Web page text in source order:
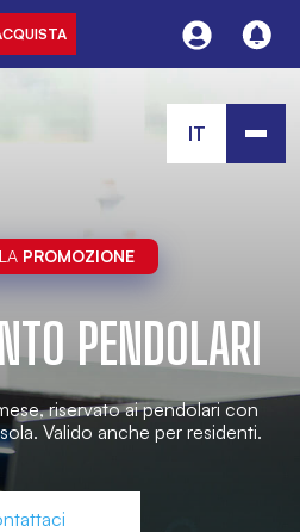
IT
PROMOZIONE
PENDOLARI
riservato ai pendolari con
Valido anche per residenti.